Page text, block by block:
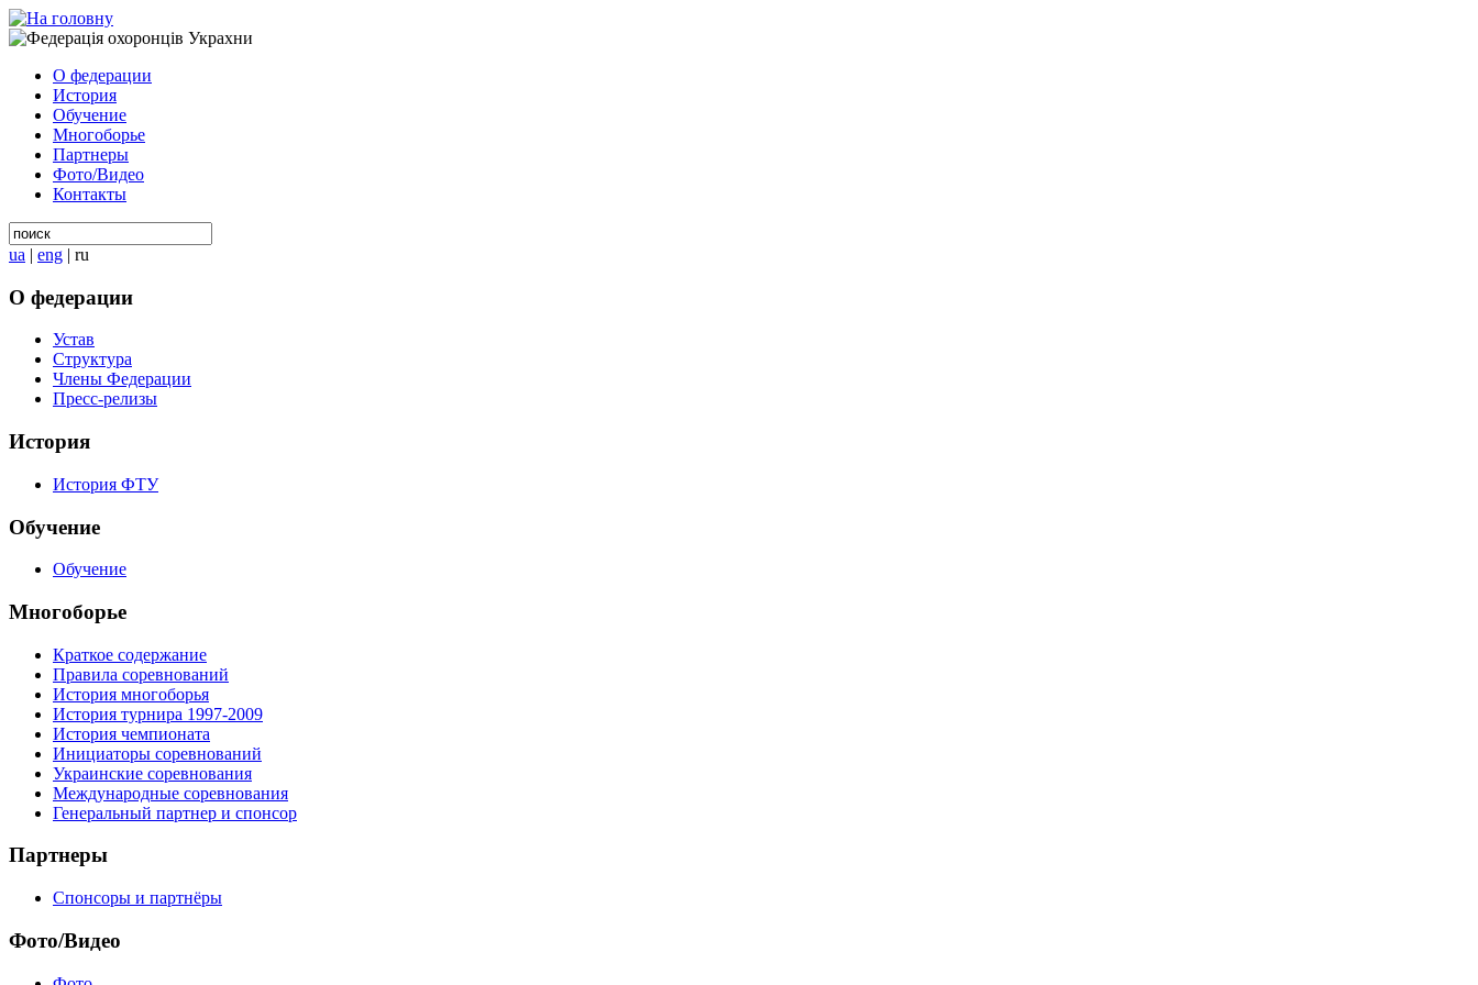
О федерации
История
Обучение
Многоборье
Партнеры
Фото/Видео
Контакты
ua | eng | ru
О федерации
Устав
Структура
Члены Федерации
Пресс-релизы
История
История ФТУ
Обучение
Обучение
Многоборье
Краткое содержание
Правила соревнований
История многоборья
История турнира 1997-2009
История чемпионата
Инициаторы соревнований
Украинские соревнования
Международные соревнования
Генеральный партнер и спонсор
Партнеры
Спонсоры и партнёры
Фото/Видео